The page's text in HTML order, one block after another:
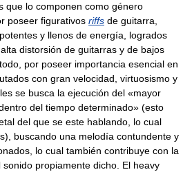
que lo componen como género
poseer figurativos riffs de guitarra,
y llenos de energía, logrados
distorsión de guitarras y de bajos
por poseer importancia esencial en
con gran velocidad, virtuosismo y
se busca la ejecución del «mayor
del tiempo determinado» (esto
del que se este hablando, lo cual
buscando una melodía contundente y
lo cual también contribuye con la
propiamente dicho. El heavy